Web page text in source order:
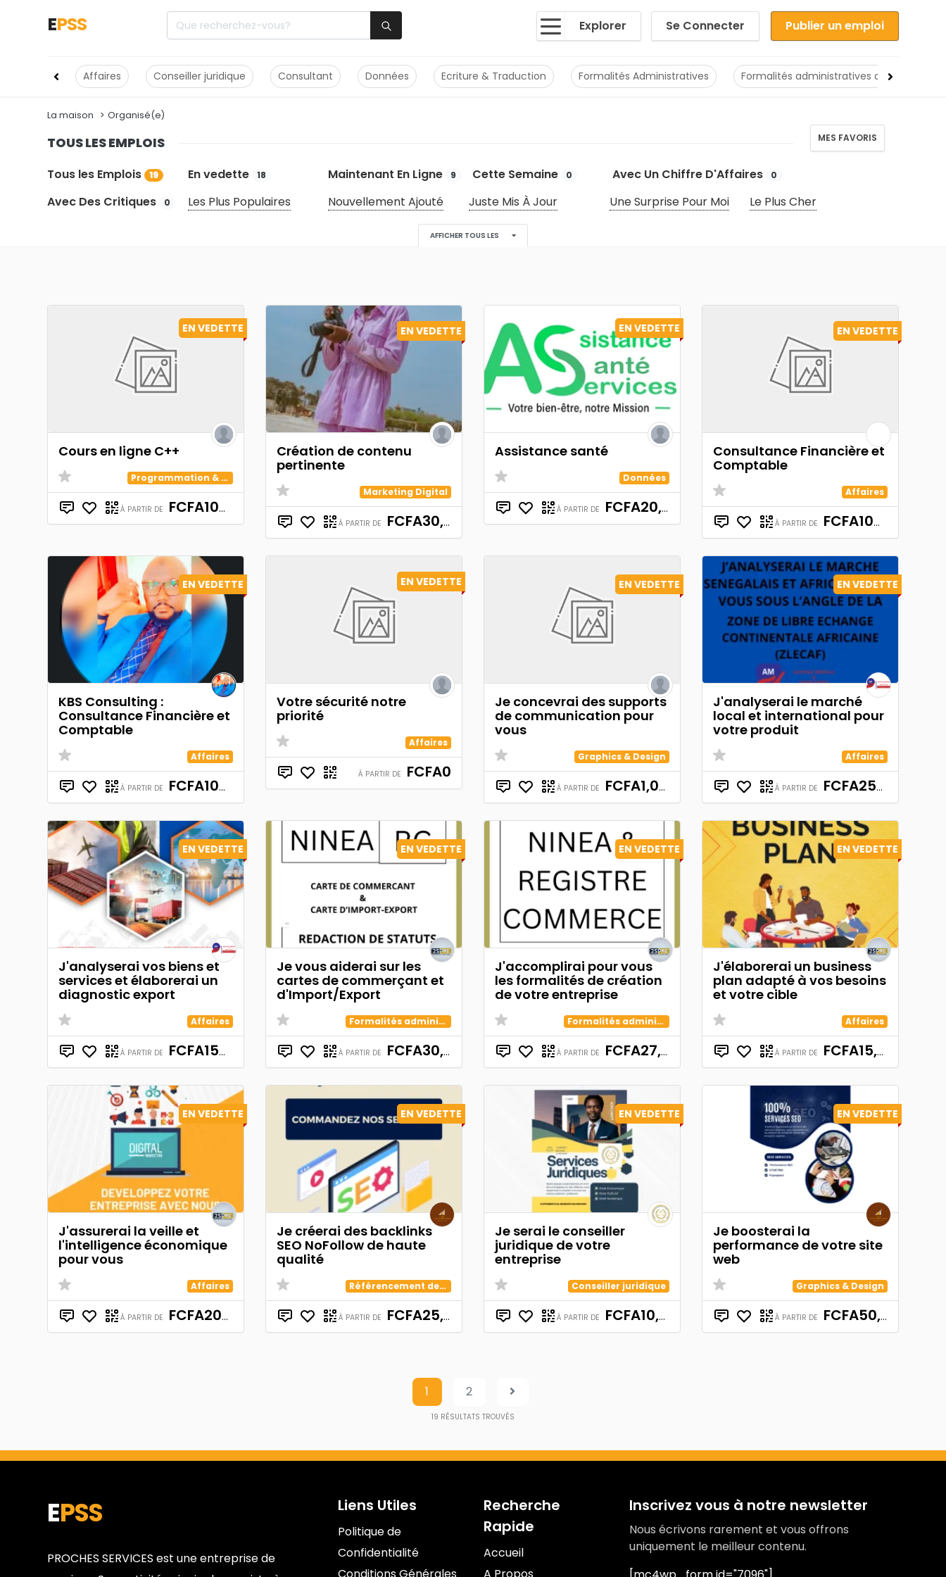
EPSS Explorer Se Connecter Publier un emploi
Affaires Conseiller juridique Consultant Données Ecriture & Traduction Formalités Administratives Formalités administratives de création
La maison Organisé(e)
TOUS LES EMPLOIS MES FAVORIS
Tous les Emplois 19 En vedette 18 Maintenant En Ligne 9 Cette Semaine 0 Avec Un Chiffre D'Affaires 0
Avec Des Critiques 0 Les Plus Populaires Nouvellement Ajouté Juste Mis À Jour Une Surprise Pour Moi
Le Plus Cher
AFFICHER TOUS LES
EN VEDETTE
Cours en ligne C++
Programmation & Technologie
À PARTIR DE FCFA100,000
EN VEDETTE
Création de contenu
pertinente
Marketing Digital
À PARTIR DE FCFA30,000
EN VEDETTE
Assistance santé
Données
À PARTIR DE FCFA20,000
EN VEDETTE
Consultance Financière et
Comptable
Affaires
À PARTIR DE FCFA100,000
EN VEDETTE
KBS Consulting :
Consultance Financière et
Comptable
Affaires
À PARTIR DE FCFA100,000
EN VEDETTE
Votre sécurité notre
priorité
Affaires
À PARTIR DE FCFA0
EN VEDETTE
Je concevrai des supports
de communication pour
vous
Graphics & Design
À PARTIR DE FCFA1,000
EN VEDETTE
J'analyserai le marché
local et international pour
votre produit
Affaires
À PARTIR DE FCFA250,000
EN VEDETTE
J'analyserai vos biens et
services et élaborerai un
diagnostic export
Affaires
À PARTIR DE FCFA150,000
EN VEDETTE
Je vous aiderai sur les
cartes de commerçant et
d'Import/Export
Formalités administratives de création d'entreprises
À PARTIR DE FCFA30,000
EN VEDETTE
J'accomplirai pour vous
les formalités de création
de votre entreprise
Formalités administratives de création d'entreprises
À PARTIR DE FCFA27,500
EN VEDETTE
J'élaborerai un business
plan adapté à vos besoins
et votre cible
Affaires
À PARTIR DE FCFA15,000
EN VEDETTE
J'assurerai la veille et
l'intelligence économique
pour vous
Affaires
À PARTIR DE FCFA200,000
EN VEDETTE
Je créerai des backlinks
SEO NoFollow de haute
qualité
Référencement de Site Web
À PARTIR DE FCFA25,000
EN VEDETTE
Je serai le conseiller
juridique de votre
entreprise
Conseiller juridique
À PARTIR DE FCFA10,000
EN VEDETTE
Je boosterai la
performance de votre site
web
Graphics & Design
À PARTIR DE FCFA50,000
1 2
19 RÉSULTATS TROUVÉS
EPSS
PROCHES SERVICES est une entreprise de
Liens Utiles
Politique de
Confidentialité
Recherche
Rapide
Accueil
Inscrivez vous à notre newsletter
Nous écrivons rarement et vous offrons
uniquement le meilleur contenu.